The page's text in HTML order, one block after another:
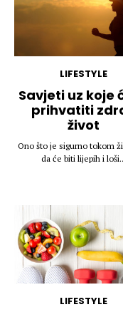
LIFESTYLE
Savjeti uz koje
prihvatiti
život
Ono što je sigurno tokom
da će biti lijepih i
LIFESTYLE